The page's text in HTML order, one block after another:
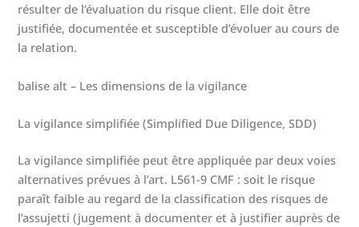
résulter de l’évaluation du risque client. Elle doit être
justifiée, documentée et susceptible d’évoluer au cours de
la relation.
balise alt – Les dimensions de la vigilance
La vigilance simplifiée (Simplified Due Diligence, SDD)
La vigilance simplifiée peut être appliquée par deux voies
alternatives prévues à l’art. L561-9 CMF : soit le risque
paraît faible au regard de la classification des risques de
l’assujetti (jugement à documenter et à justifier auprès de